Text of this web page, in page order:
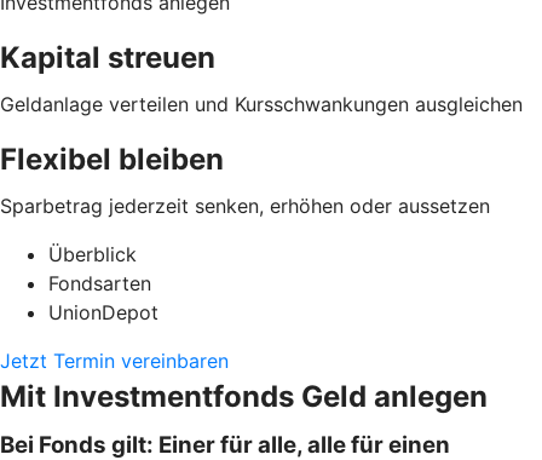
Kapital streuen
Geldanlage verteilen und Kursschwankungen ausgleichen
Flexibel bleiben
Sparbetrag jederzeit senken, erhöhen oder aussetzen
Überblick
Fondsarten
UnionDepot
Jetzt Termin vereinbaren
Mit Investmentfonds Geld anlegen
Bei Fonds gilt: Einer für alle, alle für einen